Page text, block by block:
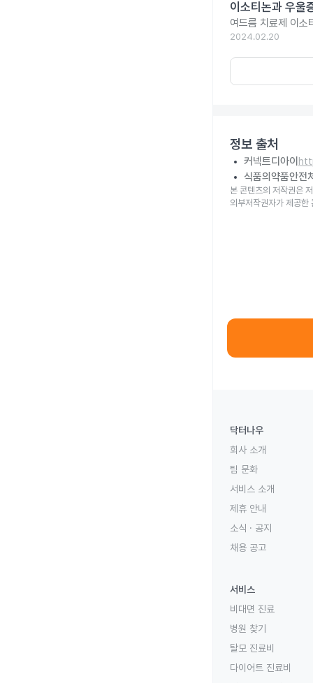
이소티논과 우울
여드름 치료제 이소
2024.02.20
정보 출처
커넥트디아이
식품의약품안전
본 콘텐츠의 저작권은
외부저작권자가 제공한
닥터나우
회사 소개
팀 문화
서비스 소개
제휴 안내
소식 · 공지
채용 공고
서비스
비대면 진료
병원 찾기
탈모 진료비
다이어트 진료비